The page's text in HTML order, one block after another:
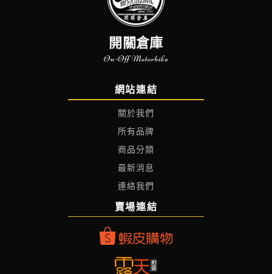
開關倉庫
On-Off Motorbike
網站連結
關於我們
所有品牌
商品分類
最新消息
連絡我們
賣場連結